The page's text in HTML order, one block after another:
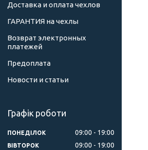
Доставка и оплата чехлов
ГАРАНТИЯ на чехлы
Возврат электронных
платежей
Предоплата
Новости и статьи
Графік роботи
ПОНЕДІЛОК 09:00 19:00
ВІВТОРОК 09:00 19:00